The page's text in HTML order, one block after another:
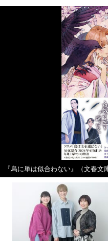
『烏に単は似合わない』（文春文